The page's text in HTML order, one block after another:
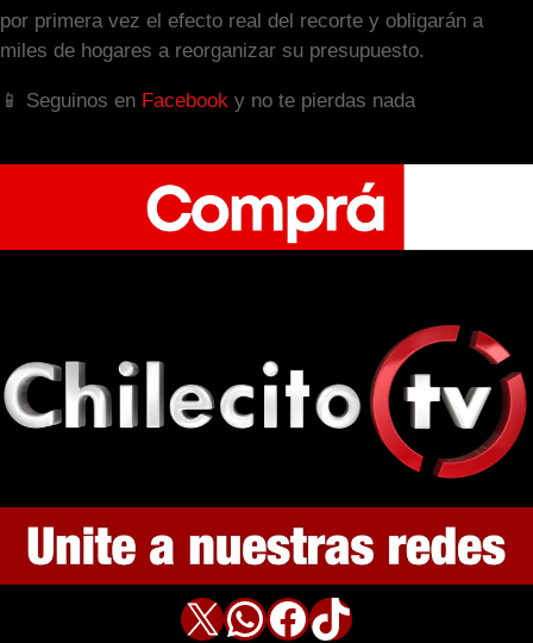
por primera vez el efecto real del recorte y obligarán a
miles de hogares a reorganizar su presupuesto.
📱 Seguinos en Facebook y no te pierdas nada
X WhatsApp Facebook TikTok